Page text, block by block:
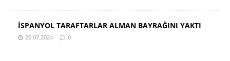
İSPANYOL TARAFTARLAR ALMAN BAYRAĞINI YAKTI
20.07.2024 0